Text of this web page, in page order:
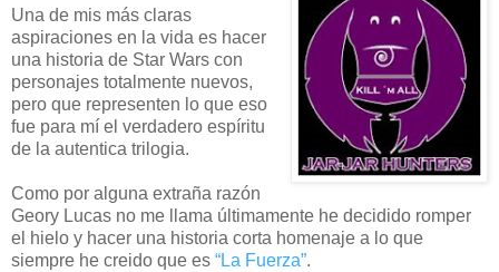
Una de mis más claras
aspiraciones en la vida es hacer
una historia de Star Wars con
personajes totalmente nuevos,
pero que representen lo que eso
fue para mí el verdadero espíritu
de la autentica trilogia.
Como por alguna extraña razón
Geory Lucas no me llama últimamente he decidido romper
el hielo y hacer una historia corta homenaje a lo que
siempre he creido que es “La Fuerza”.